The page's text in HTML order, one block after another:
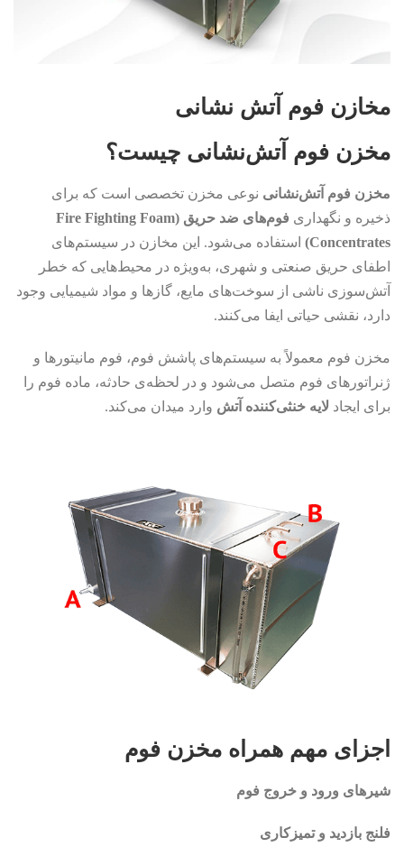
مخازن فوم آتش نشانی
مخزن فوم آتش‌نشانی چیست؟
مخزن فوم آتش‌نشانی نوعی مخزن تخصصی است که برای
ذخیره و نگهداری
فوم‌های ضد حریق (Fire Fighting Foam
Concentrates)
استفاده می‌شود. این مخازن در سیستم‌های
اطفای حریق صنعتی و شهری، به‌ویژه در محیط‌هایی که خطر
آتش‌سوزی ناشی از سوخت‌های مایع، گازها و مواد شیمیایی وجود
دارد، نقشی حیاتی ایفا می‌کنند.
مخزن فوم معمولاً به سیستم‌های پاشش فوم، فوم مانیتورها و
ژنراتورهای فوم متصل می‌شود و در لحظه‌ی حادثه، ماده فوم را
برای ایجاد لایه خنثی‌کننده آتش وارد میدان می‌کند.
اجزای مهم همراه مخزن فوم
شیرهای ورود و خروج فوم
فلنج بازدید و تمیزکاری